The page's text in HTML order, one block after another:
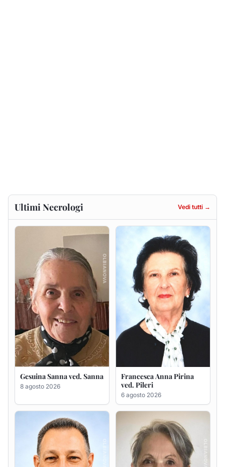
Gesuina Sanna ved. Sanna
Francesca Anna Pirina
ved. Pileri
6 agosto 2026
Massimo Ricciu
6 agosto 2026
Maria Teresa Floris ved.
6 agosto 2026